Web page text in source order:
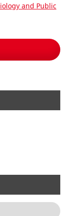
and Public